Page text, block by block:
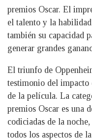
premios Oscar. El
el talento y la
también su capacidad
generar grandes
El triunfo de
testimonio del
de la película. La
premios Oscar es una
codiciadas de la
todos los aspectos de